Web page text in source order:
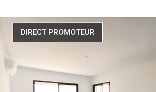
DIRECT PROMOTEUR